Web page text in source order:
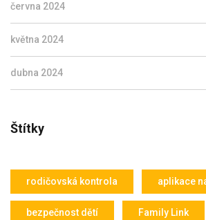
června 2024
května 2024
dubna 2024
Štítky
rodičovská kontrola aplikace
bezpečnost dětí Family Link